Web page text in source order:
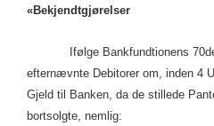
«Bekjendtgjørelser
Ifølge Bankfundtionens 70de
efternævnte Debitorer om, inden 4
Gjeld til Banken, da de stillede
bortsolgte, nemlig: